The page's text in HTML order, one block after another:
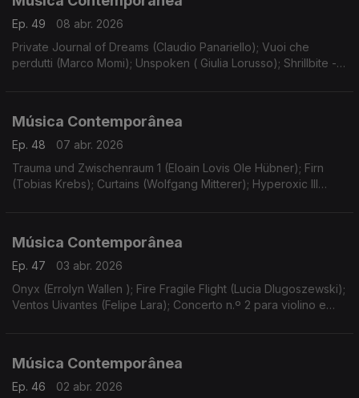
Ep. 49
08 abr. 2026
Private Journal of Dreams (Claudio Panariello); Vuoi che
perdutti (Marco Momi); Unspoken ( Giulia Lorusso); Shrillbite -
Música Contemporânea
Ep. 48
07 abr. 2026
Trauma und Zwischenraum 1 (Eloain Lovis Ole Hübner); Firn
(Tobias Krebs); Curtains (Wolfgang Mitterer); Hyperoxic III
Música Contemporânea
Ep. 47
03 abr. 2026
Onyx (Errolyn Wallen ); Fire Fragile Flight (Lucia Dlugoszewski);
Ventos Uivantes (Felipe Lara); Concerto n.º 2 para violino e
Música Contemporânea
Ep. 46 02 abr. 2026